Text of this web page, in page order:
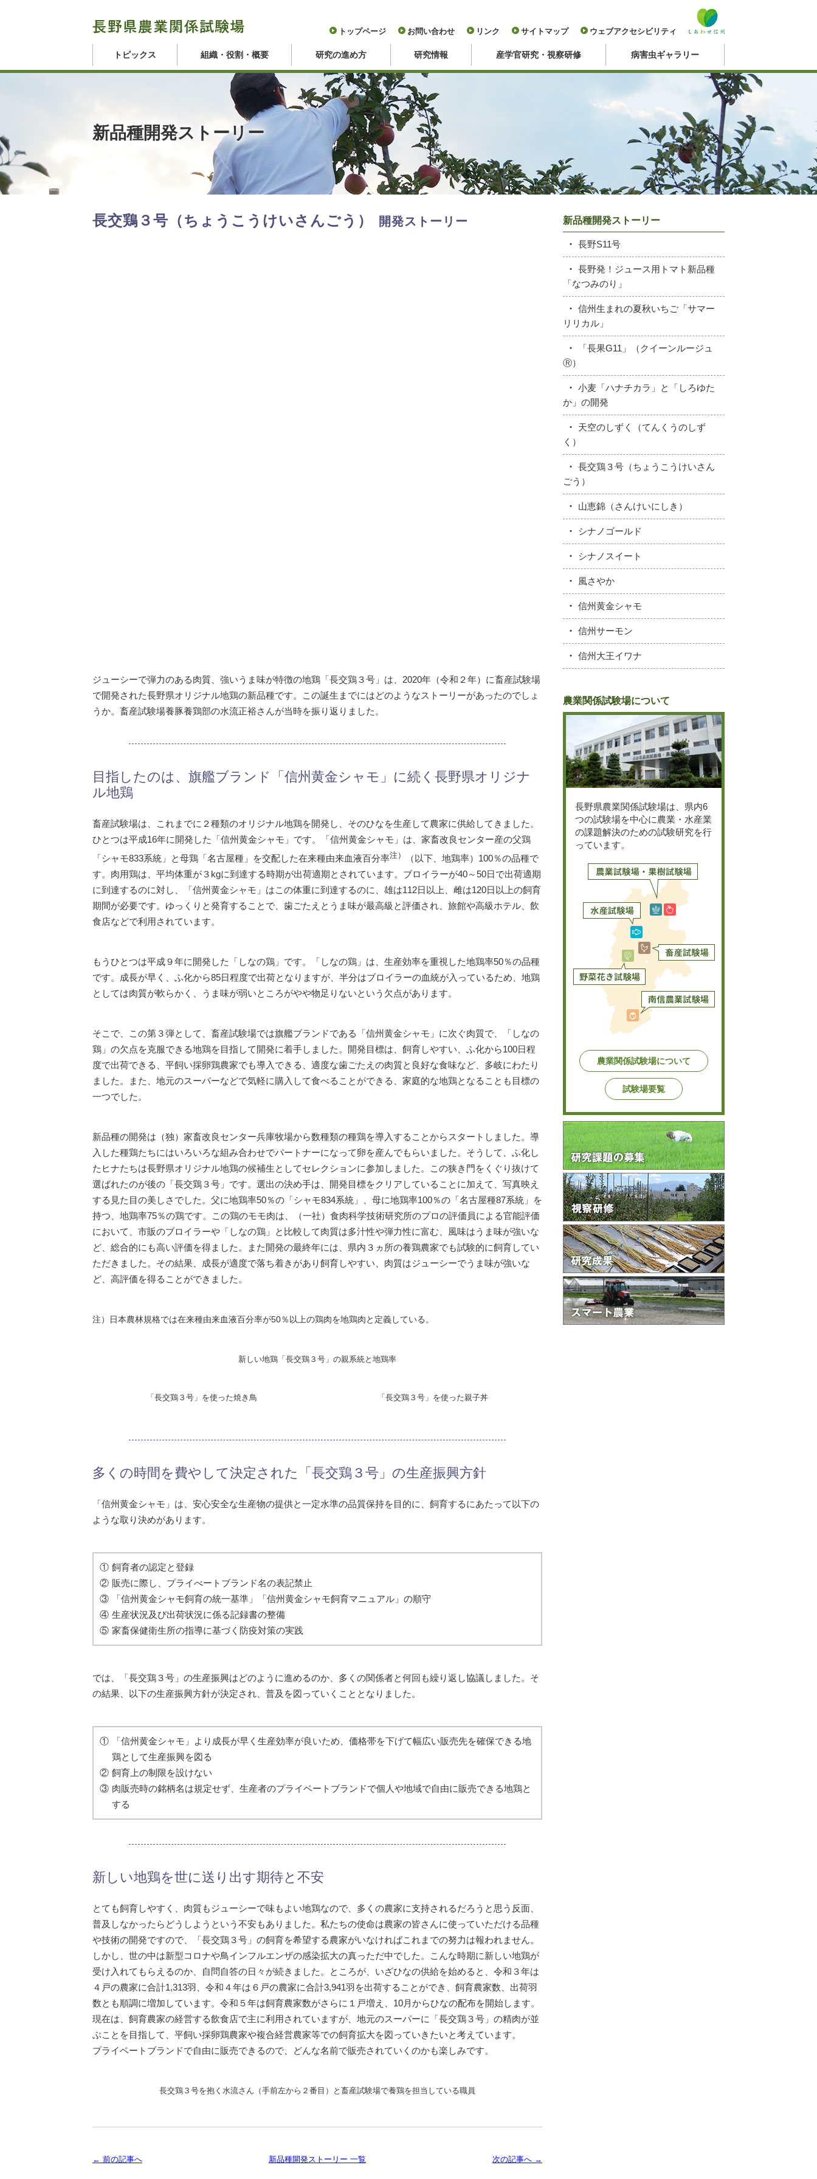
トップページ お問い合わせ リンク サイトマップ ウェブアクセシビリティ
トピックス 組織・役割・概要 研究の進め方 研究情報 産学官研究・視察研修 病害虫ギャラリー
新品種開発ストーリー
長交鶏３号（ちょうこうけいさんごう） 開発ストーリー
ジューシーで弾力のある肉質、強いうま味が特徴の地鶏「長交鶏３号」は、2020年（令和２年）に畜産試験場
で開発された長野県オリジナル地鶏の新品種です。この誕生までにはどのようなストーリーがあったのでしょ
うか。畜産試験場養豚養鶏部の水流正裕さんが当時を振り返りました。
目指したのは、旗艦ブランド「信州黄金シャモ」に続く長野県オリジナ
ル地鶏
畜産試験場は、これまでに２種類のオリジナル地鶏を開発し、そのひなを生産して農家に供給してきました。
ひとつは平成16年に開発した「信州黄金シャモ」です。「信州黄金シャモ」は、家畜改良センター産の父鶏
「シャモ833系統」と母鶏「名古屋種」を交配した在来種由来血液百分率注）
（以下、地鶏率）100％の品種で
す。肉用鶏は、平均体重が３kgに到達する時期が出荷適期とされています。ブロイラーが40～50日で出荷適期
に到達するのに対し、「信州黄金シャモ」はこの体重に到達するのに、雄は112日以上、雌は120日以上の飼育
期間が必要です。ゆっくりと発育することで、歯ごたえとうま味が最高級と評価され、旅館や高級ホテル、飲
食店などで利用されています。
もうひとつは平成９年に開発した「しなの鶏」です。「しなの鶏」は、生産効率を重視した地鶏率50％の品種
です。成長が早く、ふ化から85日程度で出荷となりますが、半分はブロイラーの血統が入っているため、地鶏
としては肉質が軟らかく、うま味が弱いところがやや物足りないという欠点があります。
そこで、この第３弾として、畜産試験場では旗艦ブランドである「信州黄金シャモ」に次ぐ肉質で、「しなの
鶏」の欠点を克服できる地鶏を目指して開発に着手しました。開発目標は、飼育しやすい、ふ化から100日程
度で出荷できる、平飼い採卵鶏農家でも導入できる、適度な歯ごたえの肉質と良好な食味など、多岐にわたり
ました。また、地元のスーパーなどで気軽に購入して食べることができる、家庭的な地鶏となることも目標の
一つでした。
新品種の開発は（独）家畜改良センター兵庫牧場から数種類の種鶏を導入することからスタートしました。導
入した種鶏たちにはいろいろな組み合わせでパートナーになって卵を産んでもらいました。そうして、ふ化し
たヒナたちは長野県オリジナル地鶏の候補生としてセレクションに参加しました。この狭き門をくぐり抜けて
選ばれたのが後の「長交鶏３号」です。選出の決め手は、開発目標をクリアしていることに加えて、写真映え
する見た目の美しさでした。父に地鶏率50％の「シャモ834系統」、母に地鶏率100％の「名古屋種87系統」を
持つ、地鶏率75％の鶏です。この鶏のモモ肉は、（一社）食肉科学技術研究所のプロの評価員による官能評価
において、市販のブロイラーや「しなの鶏」と比較して肉質は多汁性や弾力性に富む、風味はうま味が強いな
ど、総合的にも高い評価を得ました。また開発の最終年には、県内３ヵ所の養鶏農家でも試験的に飼育してい
ただきました。その結果、成長が適度で落ち着きがあり飼育しやすい、肉質はジューシーでうま味が強いな
ど、高評価を得ることができました。
注）日本農林規格では在来種由来血液百分率が50％以上の鶏肉を地鶏肉と定義している。
新しい地鶏「長交鶏３号」の親系統と地鶏率
「長交鶏３号」を使った焼き鳥 「長交鶏３号」を使った親子丼
多くの時間を費やして決定された「長交鶏３号」の生産振興方針
「信州黄金シャモ」は、安心安全な生産物の提供と一定水準の品質保持を目的に、飼育するにあたって以下の
ような取り決めがあります。
飼育者の認定と登録
販売に際し、プライべートブランド名の表記禁止
「信州黄金シャモ飼育の統一基準」「信州黄金シャモ飼育マニュアル」の順守
生産状況及び出荷状況に係る記録書の整備
家畜保健衛生所の指導に基づく防疫対策の実践
では、「長交鶏３号」の生産振興はどのように進めるのか、多くの関係者と何回も繰り返し協議しました。そ
の結果、以下の生産振興方針が決定され、普及を図っていくこととなりました。
「信州黄金シャモ」より成長が早く生産効率が良いため、価格帯を下げて幅広い販売先を確保できる地
鶏として生産振興を図る
飼育上の制限を設けない
肉販売時の銘柄名は規定せず、生産者のプライベートブランドで個人や地域で自由に販売できる地鶏と
する
新しい地鶏を世に送り出す期待と不安
とても飼育しやすく、肉質もジューシーで味もよい地鶏なので、多くの農家に支持されるだろうと思う反面、
普及しなかったらどうしようという不安もありました。私たちの使命は農家の皆さんに使っていただける品種
や技術の開発ですので、「長交鶏３号」の飼育を希望する農家がいなければこれまでの努力は報われません。
しかし、世の中は新型コロナや鳥インフルエンザの感染拡大の真っただ中でした。こんな時期に新しい地鶏が
受け入れてもらえるのか、自問自答の日々が続きました。ところが、いざひなの供給を始めると、令和３年は
４戸の農家に合計1,313羽、令和４年は６戸の農家に合計3,941羽を出荷することができ、飼育農家数、出荷羽
数とも順調に増加しています。令和５年は飼育農家数がさらに１戸増え、10月からひなの配布を開始します。
現在は、飼育農家の経営する飲食店で主に利用されていますが、地元のスーパーに「長交鶏３号」の精肉が並
ぶことを目指して、平飼い採卵鶏農家や複合経営農家等での飼育拡大を図っていきたいと考えています。
プライベートブランドで自由に販売できるので、どんな名前で販売されていくのかも楽しみです。
長交鶏３号を抱く水流さん（手前左から２番目）と畜産試験場で養鶏を担当している職員
← 前の記事へ 次の記事へ →
新品種開発ストーリー 一覧
新品種開発ストーリー
長野S11号
長野発！ジュース用トマト新品種
「なつみのり」
信州生まれの夏秋いちご「サマー
リリカル」
「長果G11」（クイーンルージュ
Ⓡ）
小麦「ハナチカラ」と「しろゆた
か」の開発
天空のしずく（てんくうのしず
く）
長交鶏３号（ちょうこうけいさん
ごう）
山恵錦（さんけいにしき）
シナノゴールド
シナノスイート
風さやか
信州黄金シャモ
信州サーモン
信州大王イワナ
農業関係試験場について
長野県農業関係試験場は、県内6
つの試験場を中心に農業・水産業
の課題解決のための試験研究を行
っています。
農業関係試験場について
試験場要覧